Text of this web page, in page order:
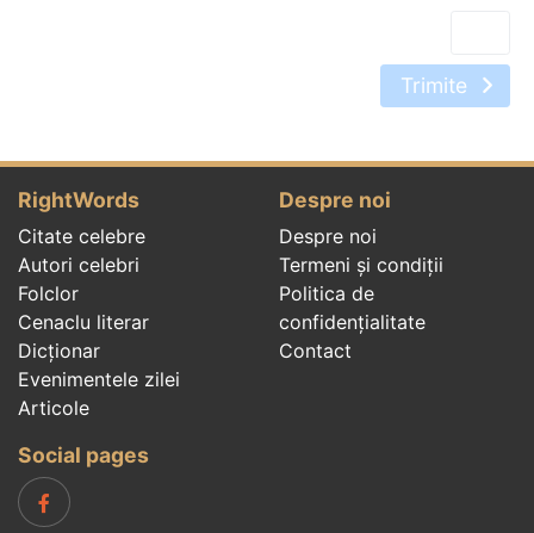
Trimite
RightWords
Citate celebre
Autori celebri
Folclor
Cenaclu literar
Dicționar
Evenimentele zilei
Articole
Despre noi
Despre noi
Termeni și condiții
Politica de
confidenţialitate
Contact
Social pages